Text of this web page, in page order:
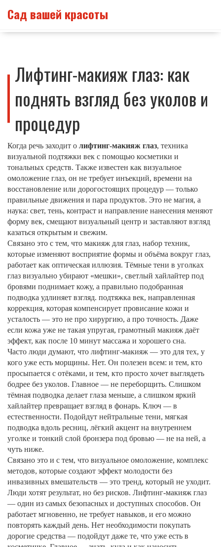
Сад вашей красоты
Лифтинг-макияж глаз: как
поднять взгляд без уколов и
процедур
Когда речь заходит о лифтинг-макияж глаз, техника
визуальной подтяжки век с помощью косметики и
тональных средств. Также известен как визуальное
омоложение глаз, он не требует инъекций, времени на
восстановление или дорогостоящих процедур — только
правильные движения и пара продуктов. Это не магия, а
наука: свет, тень, контраст и направление нанесения меняют
форму век, смещают визуальный центр и заставляют взгляд
казаться открытым и свежим.
Связано это с тем, что макияж для глаз, набор техник,
которые изменяют восприятие формы и объёма вокруг глаз,
работает как оптическая иллюзия. Тёмные тени в уголках
глаз визуально убирают «мешки», светлый хайлайтер под
бровями поднимает кожу, а правильно подобранная
подводка удлиняет взгляд. подтяжка век, направленная
коррекция, которая компенсирует провисание кожи и
усталость — это не про хирургию, а про точность. Даже
если кожа уже не такая упругая, грамотный макияж даёт
эффект, как после 10 минут массажа и хорошего сна.
Часто люди думают, что лифтинг-макияж — это для тех, у
кого уже есть морщины. Нет. Он полезен всем: и тем, кто
просыпается с отёками, и тем, кто просто хочет выглядеть
бодрее без уколов. Главное — не переборщить. Слишком
тёмная подводка делает глаза меньше, а слишком яркий
хайлайтер превращает взгляд в фонарь. Ключ — в
естественности. Подойдут нейтральные тени, мягкая
подводка вдоль ресниц, лёгкий акцент на внутреннем
уголке и тонкий слой бронзера под бровью — не на ней, а
чуть ниже.
Связано это и с тем, что визуальное омоложение, комплекс
методов, которые создают эффект молодости без
инвазивных вмешательств — это тренд, который не уходит.
Люди хотят результат, но без рисков. Лифтинг-макияж глаз
— один из самых безопасных и доступных способов. Он
работает мгновенно, не требует навыков, и его можно
повторять каждый день. Нет необходимости покупать
дорогие средства — подойдут даже те, что уже есть в